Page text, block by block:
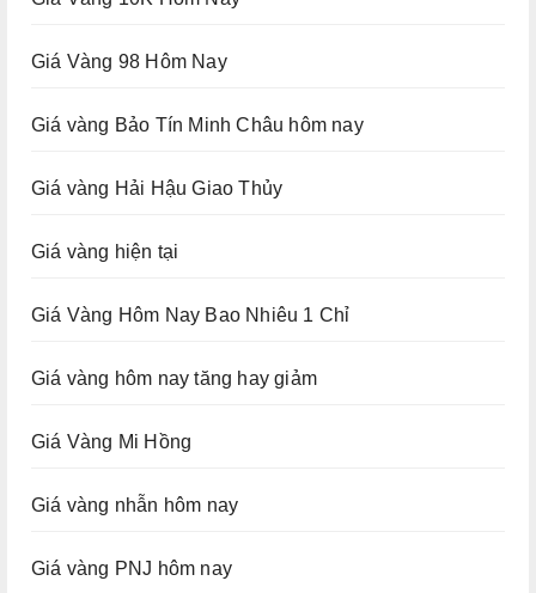
Giá Vàng 98 Hôm Nay
Giá vàng Bảo Tín Minh Châu hôm nay
Giá vàng Hải Hậu Giao Thủy
Giá vàng hiện tại
Giá Vàng Hôm Nay Bao Nhiêu 1 Chỉ
Giá vàng hôm nay tăng hay giảm
Giá Vàng Mi Hồng
Giá vàng nhẫn hôm nay
Giá vàng PNJ hôm nay